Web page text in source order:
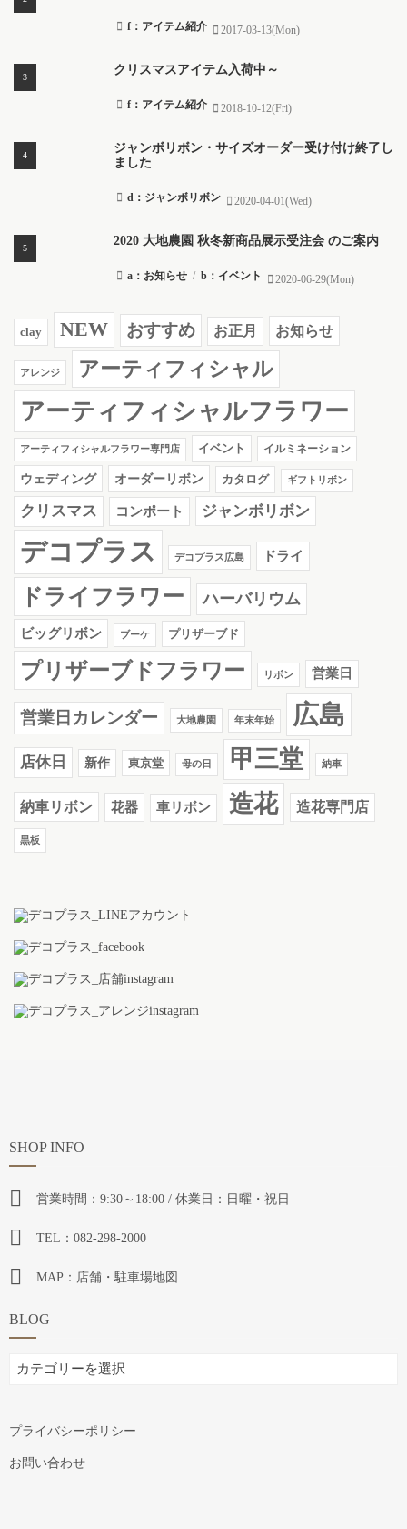
2017-03-13(Mon)
f：アイテム紹介
クリスマスアイテム入荷中～
2018-10-12(Fri)
f：アイテム紹介
ジャンボリボン・サイズオーダー受け付け終了し
ました
2020-04-01(Wed)
d：ジャンボリボン
2020 大地農園 秋冬新商品展示受注会 のご案内
2020-06-29(Mon)
a：お知らせ / b：イベント
clay NEW おすすめ お正月 お知らせ
アレンジ アーティフィシャル
アーティフィシャルフラワー
アーティフィシャルフラワー専門店 イベント イルミネーション
ウェディング オーダーリボン カタログ ギフトリボン
クリスマス コンポート ジャンボリボン
デコプラス デコプラス広島 ドライ
ドライフラワー ハーバリウム
ビッグリボン ブーケ プリザーブド
プリザーブドフラワー リボン 営業日
営業日カレンダー 大地農園 年末年始 広島
店休日 新作 東京堂 母の日 甲三堂 納車
納車リボン 花器 車リボン 造花 造花専門店
黒板
SHOP INFO
営業時間：9:30～18:00 / 休業日：日曜・祝日
TEL：082-298-2000
MAP：店舗・駐車場地図
BLOG
BLOG
プライバシーポリシー
お問い合わせ